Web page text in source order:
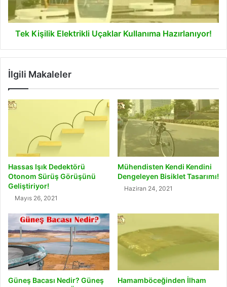
Tek Kişilik Elektrikli Uçaklar Kullanıma Hazırlanıyor!
İlgili Makaleler
Hassas Işık Dedektörü
Otonom Sürüş Görüşünü
Geliştiriyor!
Mayıs 26, 2021
Mühendisten Kendi Kendini
Dengeleyen Bisiklet Tasarımı!
Haziran 24, 2021
Güneş Bacası Nedir? Güneş
Hamamböceğinden İlham